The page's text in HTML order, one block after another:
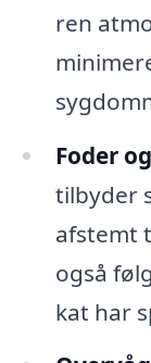
ren
Foder
tilbyder
afstemt
også
kat har